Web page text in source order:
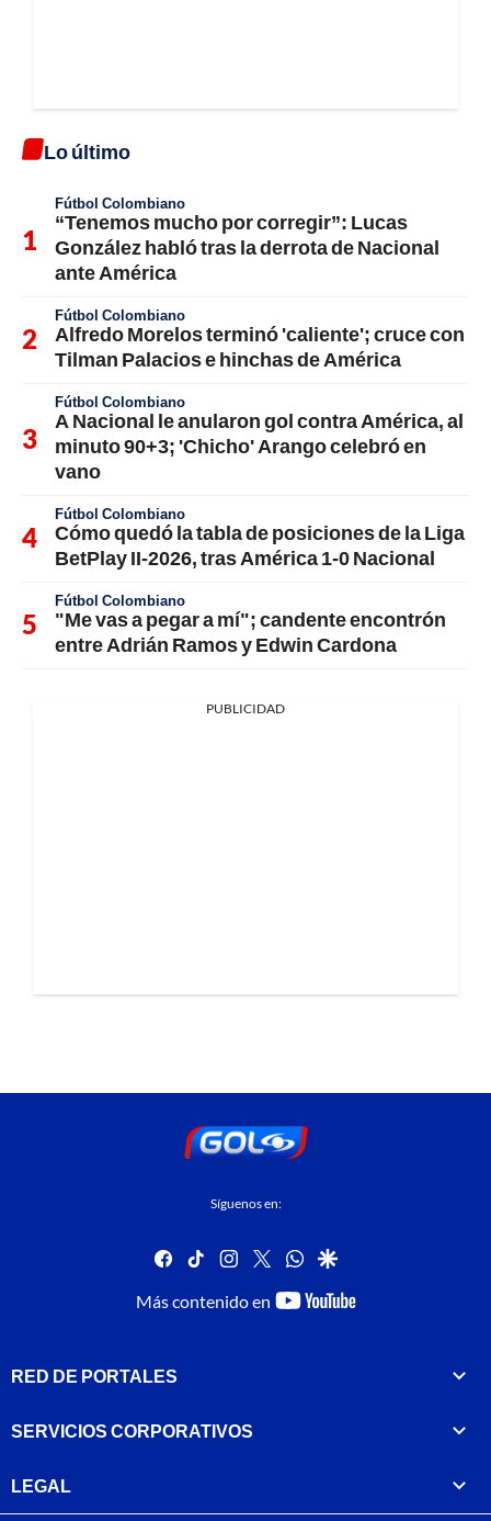
Lo último
Fútbol Colombiano
“Tenemos mucho por corregir”: Lucas
González habló tras la derrota de Nacional
ante América
Fútbol Colombiano
Alfredo Morelos terminó 'caliente'; cruce con
Tilman Palacios e hinchas de América
Fútbol Colombiano
A Nacional le anularon gol contra América, al
minuto 90+3; 'Chicho' Arango celebró en
vano
Fútbol Colombiano
Cómo quedó la tabla de posiciones de la Liga
BetPlay II-2026, tras América 1-0 Nacional
Fútbol Colombiano
"Me vas a pegar a mí"; candente encontrón
entre Adrián Ramos y Edwin Cardona
PUBLICIDAD
Síguenos en:
facebook
tiktok instagram
twitterwhatsapp
google
Más contenido en
youtube-
RED DE PORTALES
SERVICIOS CORPORATIVOS
LEGAL